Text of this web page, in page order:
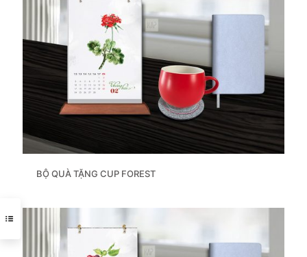
BỘ QUÀ TẶNG CUP FOREST